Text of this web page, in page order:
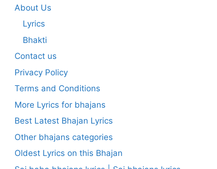
About Us
Lyrics
Bhakti
Contact us
Privacy Policy
Terms and Conditions
More Lyrics for bhajans
Best Latest Bhajan Lyrics
Other bhajans categories
Oldest Lyrics on this Bhajan